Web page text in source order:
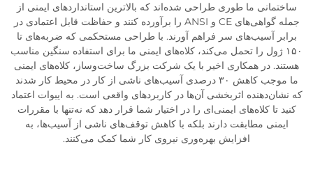
ساختمانی ما طوری طراحی شده‌اند که بالاترین استانداردهای ایمنی از
جمله گواهی‌های CE و ANSI را برآورده کنند و حفاظت قابل اعتمادی در
برابر آسیب‌های سر فراهم آورند. با طراحی مستحکمی که ضربه‌های تا
۱۵۰ ژول را تحمل می‌کند، کلاه‌های ایمنی ما برای استفاده سنگین مناسب
هستند. در همکاری اخیر با یک شرکت بزرگ ساخت‌وساز، کلاه‌های ایمنی
ما موجب کاهش ۳۰ درصدی آسیب‌های ناشی از کار در محیط کار شدند
که نشان‌دهنده اثربخشی آن‌ها در کاربردهای واقعی است. به ایبوات اعتماد
کنید تا کلاه‌های ایمنی‌ای را در اختیار شما قرار دهد که نه‌تنها با مقررات
ایمنی مطابقت دارند بلکه با کاهش توقف‌های ناشی از آسیب‌ها، به
افزایش بهره‌وری نیروی کار شما کمک می‌کنند.